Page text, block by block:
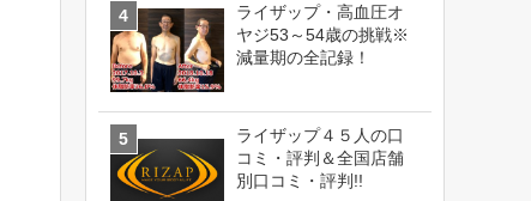
ライザップ・高血圧オ
ヤジ53～54歳の挑戦※
減量期の全記録！
ライザップ４５人の口
コミ・評判＆全国店舗
別口コミ・評判!!